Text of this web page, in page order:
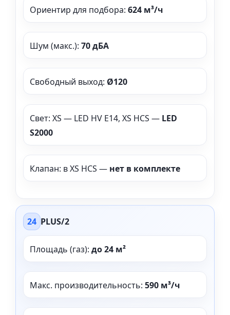
Ориентир для подбора: 624 м³/ч
Шум (макс.): 70 дБА
Свободный выход: Ø120
Свет: XS — LED HV E14, XS HCS — LED
S2000
Клапан: в XS HCS — нет в комплекте
24 PLUS/2
Площадь (газ): до 24 м²
Макс. производительность: 590 м³/ч